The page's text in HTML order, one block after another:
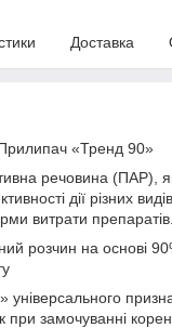
Доставка
«Тренд 90»
речовина (ПАР),
дії різних
витрати препаратів.
розчин на основі
при замочуванні